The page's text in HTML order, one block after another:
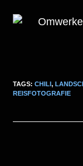
TAGS:CHILI,
REISFOTOGRAFIE